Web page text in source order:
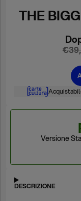
THE
Versione
DESCRIZIONE